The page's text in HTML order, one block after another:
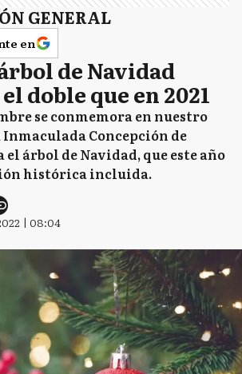
GENERAL
en
de Navidad
doble que en 2021
se conmemora en nuestro
Inmaculada Concepción de
el árbol de Navidad, que este año
histórica incluida.
| 08:04